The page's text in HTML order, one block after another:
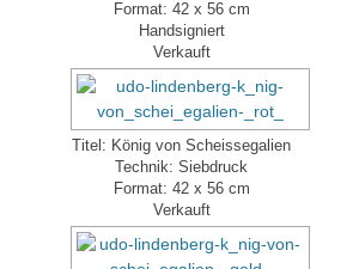
Format: 42 x 56 cm
Handsigniert
Verkauft
Titel: König von Scheissegalien
Technik: Siebdruck
Format: 42 x 56 cm
Verkauft